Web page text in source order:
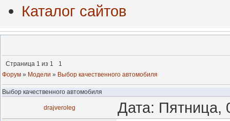
Каталог сайтов
Страница 1 из 1
1
Форум » Модели » Выбор качественного автомобиля
Выбор качественного автомобиля
drajveroleg Дата: